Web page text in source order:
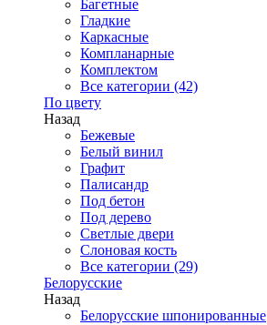
Багетные
Гладкие
Каркасные
Компланарные
Комплектом
Все категории (42)
По цвету
Назад
Бежевые
Белый винил
Графит
Палисандр
Под бетон
Под дерево
Светлые двери
Слоновая кость
Все категории (29)
Белорусские
Назад
Белорусские шпонированные